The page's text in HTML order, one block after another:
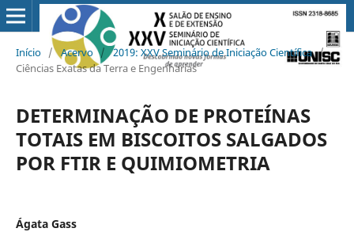
Início / Acervo / 2019: XXV Seminário de Iniciação Científica /
Ciências Exatas da Terra e Engenharias
DETERMINAÇÃO DE PROTEÍNAS
TOTAIS EM BISCOITOS SALGADOS
POR FTIR E QUIMIOMETRIA
Ágata Gass